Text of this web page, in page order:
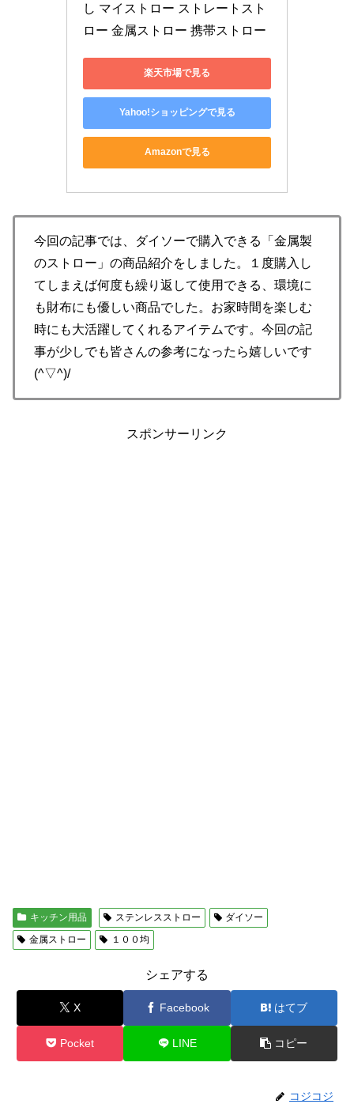
し マイストロー ストレートスト
ロー 金属ストロー 携帯ストロー
楽天市場で見る
Yahoo!ショッピングで見る
Amazonで見る
今回の記事では、ダイソーで購入できる「金属製
のストロー」の商品紹介をしました。１度購入し
てしまえば何度も繰り返して使用できる、環境に
も財布にも優しい商品でした。お家時間を楽しむ
時にも大活躍してくれるアイテムです。今回の記
事が少しでも皆さんの参考になったら嬉しいです
(^▽^)/
スポンサーリンク
キッチン用品 ステンレスストロー
ダイソー
金属ストロー
１００均
シェアする
X Facebook はてブ
Pocket LINE コピー
コジコジ